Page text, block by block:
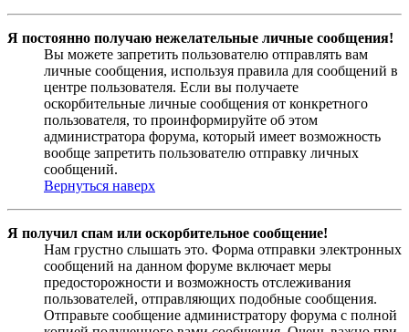
Я постоянно получаю нежелательные личные сообщения!
Вы можете запретить пользователю отправлять вам
личные сообщения, используя правила для сообщений в
центре пользователя. Если вы получаете
оскорбительные личные сообщения от конкретного
пользователя, то проинформируйте об этом
администратора форума, который имеет возможность
вообще запретить пользователю отправку личных
сообщений.
Вернуться наверх
Я получил спам или оскорбительное сообщение!
Нам грустно слышать это. Форма отправки электронных
сообщений на данном форуме включает меры
предосторожности и возможность отслеживания
пользователей, отправляющих подобные сообщения.
Отправьте сообщение администратору форума с полной